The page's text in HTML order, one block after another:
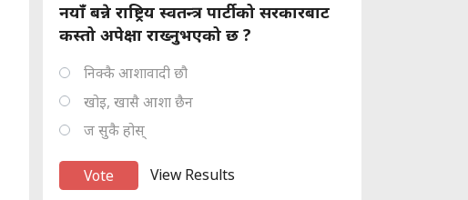
नयाँ बन्ने राष्ट्रिय स्वतन्त्र पार्टीको सरकारबाट
कस्तो अपेक्षा राख्नुभएको छ ?
निक्कै आशावादी छौ
खोइ, खासै आशा छैन
ज सुकै होस्
View Results